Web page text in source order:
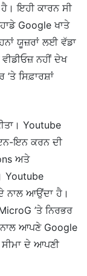
ਇਹੀ ਕਾਰਨ ਸੀ
Google ਖਾਤੇ
ਯੂਜ਼ਰਾਂ ਲਈ ਵੱਡਾ
ਨਹੀਂ ਦੇਖ
ਸਿਫ਼ਾਰਸ਼ਾਂ
Youtube
ਇਨ ਕਰਨ ਦੀ
ਅਤੇ
Youtube
ਨਾਲ ਆਉਂਦਾ ਹੈ।
’ਤੇ ਨਿਰਭਰ
ਨਾਲ ਆਪਣੇ Google
ਦੇ ਆਪਣੀ